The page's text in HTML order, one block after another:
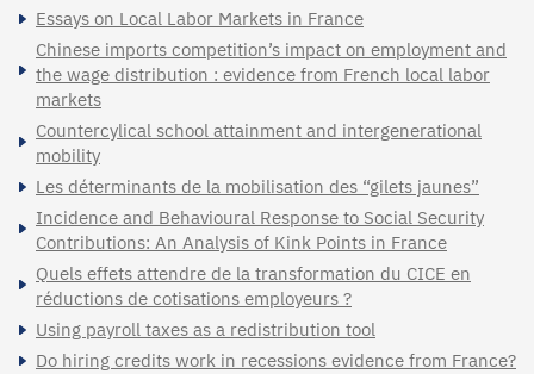
Essays on Local Labor Markets in France
Chinese imports competition’s impact on employment and
the wage distribution : evidence from French local labor
markets
Countercylical school attainment and intergenerational
mobility
Les déterminants de la mobilisation des “gilets jaunes”
Incidence and Behavioural Response to Social Security
Contributions: An Analysis of Kink Points in France
Quels effets attendre de la transformation du CICE en
réductions de cotisations employeurs ?
Using payroll taxes as a redistribution tool
Do hiring credits work in recessions evidence from France?